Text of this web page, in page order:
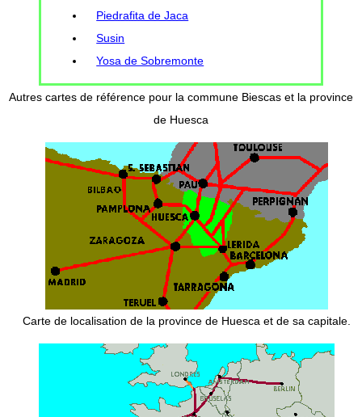
Piedrafita de Jaca
Susin
Yosa de Sobremonte
Autres cartes de référence pour la commune Biescas et la province
de Huesca
Carte de localisation de la province de Huesca et de sa capitale.